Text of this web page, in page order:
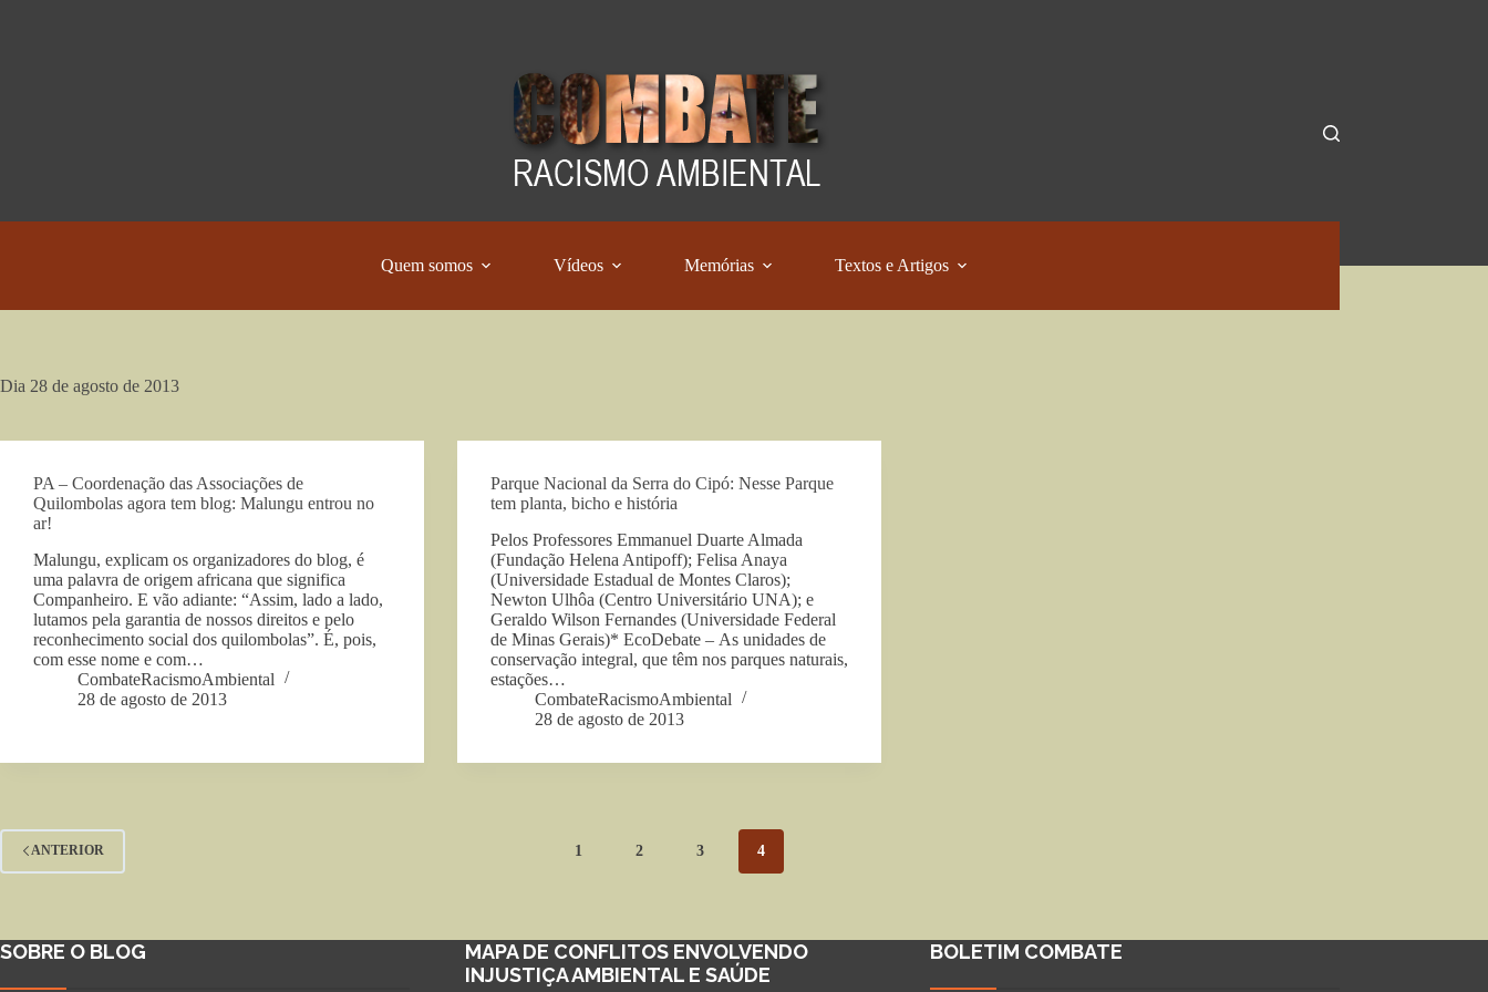
Quem somos Vídeos Memórias Textos e Artigos
Dia 28 de agosto de 2013
PA – Coordenação das Associações de
Quilombolas agora tem blog: Malungu entrou no
ar!
Malungu, explicam os organizadores do blog, é
uma palavra de origem africana que significa
Companheiro. E vão adiante: “Assim, lado a lado,
lutamos pela garantia de nossos direitos e pelo
reconhecimento social dos quilombolas”. É, pois,
com esse nome e com…
CombateRacismoAmbiental
28 de agosto de 2013
Parque Nacional da Serra do Cipó: Nesse Parque
tem planta, bicho e história
Pelos Professores Emmanuel Duarte Almada
(Fundação Helena Antipoff); Felisa Anaya
(Universidade Estadual de Montes Claros);
Newton Ulhôa (Centro Universitário UNA); e
Geraldo Wilson Fernandes (Universidade Federal
de Minas Gerais)* EcoDebate – As unidades de
conservação integral, que têm nos parques naturais,
estações…
CombateRacismoAmbiental
28 de agosto de 2013
ANTERIOR 1 2 3 4
SOBRE O BLOG
MAPA DE CONFLITOS ENVOLVENDO
INJUSTIÇA AMBIENTAL E SAÚDE
BOLETIM COMBATE